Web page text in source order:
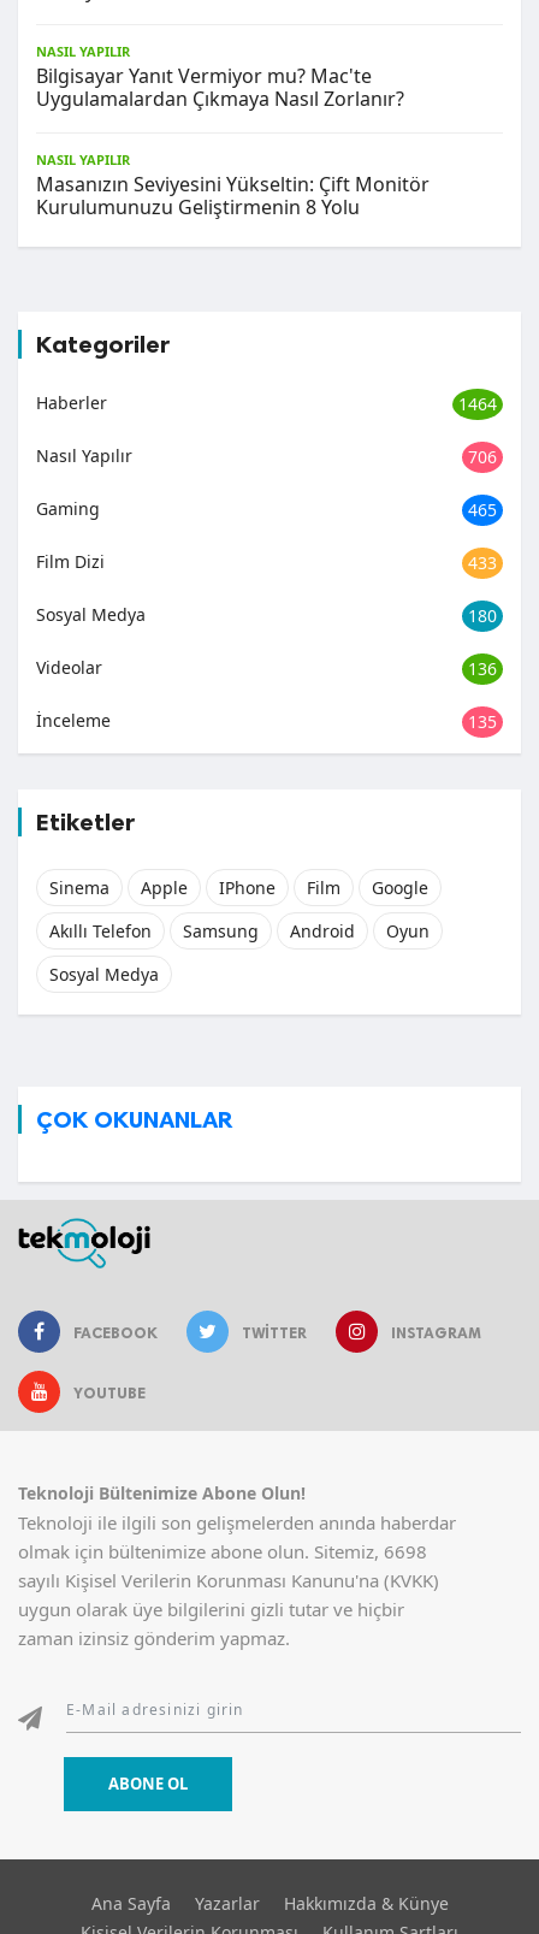
NASIL YAPILIR
Bilgisayar Yanıt Vermiyor mu? Mac'te
Uygulamalardan Çıkmaya Nasıl Zorlanır?
NASIL YAPILIR
Masanızın Seviyesini Yükseltin: Çift Monitör
Kurulumunuzu Geliştirmenin 8 Yolu
Kategoriler
Haberler 1464
Nasıl Yapılır 706
Gaming 465
Film Dizi 433
Sosyal Medya 180
Videolar 136
İnceleme 135
Etiketler
Sinema Apple IPhone Film
Google
Akıllı Telefon
Samsung Android
Oyun
Sosyal Medya
ÇOK OKUNANLAR
FACEBOOK TWITTER INSTAGRAM
YOUTUBE
Teknoloji Bültenimize Abone Olun!
Teknoloji ile ilgili son gelişmelerden anında haberdar
olmak için bültenimize abone olun. Sitemiz, 6698
sayılı Kişisel Verilerin Korunması Kanunu'na (KVKK)
uygun olarak üye bilgilerini gizli tutar ve hiçbir
zaman izinsiz gönderim yapmaz.
ABONE OL
Ana Sayfa Yazarlar
Hakkımızda & Künye